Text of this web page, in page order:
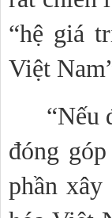
“hệ giá
Việt
“Nếu
đóng
phần